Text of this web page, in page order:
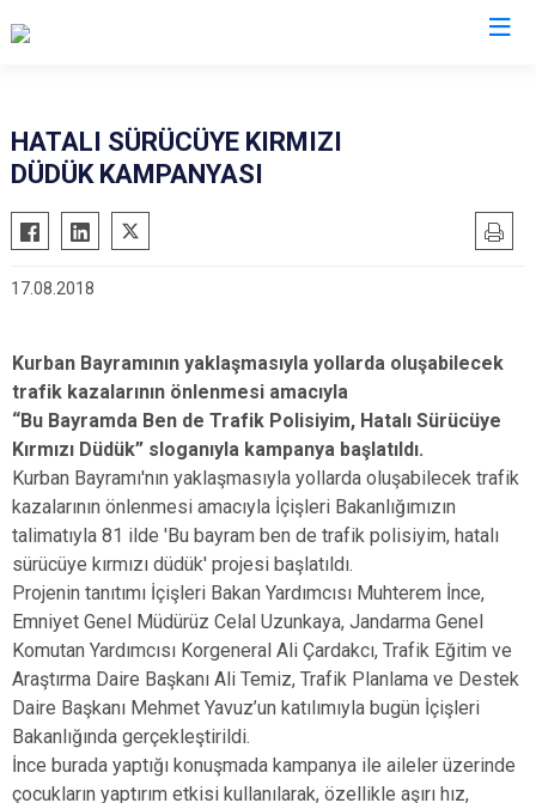
HATALI SÜRÜCÜYE KIRMIZI
DÜDÜK KAMPANYASI
17.08.2018
Kurban Bayramının yaklaşmasıyla yollarda oluşabilecek
trafik kazalarının önlenmesi amacıyla
“Bu Bayramda Ben de Trafik Polisiyim, Hatalı Sürücüye
Kırmızı Düdük” sloganıyla kampanya başlatıldı.
Kurban Bayramı'nın yaklaşmasıyla yollarda oluşabilecek trafik
kazalarının önlenmesi amacıyla İçişleri Bakanlığımızın
talimatıyla 81 ilde 'Bu bayram ben de trafik polisiyim, hatalı
sürücüye kırmızı düdük' projesi başlatıldı.
Projenin tanıtımı İçişleri Bakan Yardımcısı Muhterem İnce,
Emniyet Genel Müdürüz Celal Uzunkaya, Jandarma Genel
Komutan Yardımcısı Korgeneral Ali Çardakcı, Trafik Eğitim ve
Araştırma Daire Başkanı Ali Temiz, Trafik Planlama ve Destek
Daire Başkanı Mehmet Yavuz’un katılımıyla bugün İçişleri
Bakanlığında gerçekleştirildi.
İnce burada yaptığı konuşmada kampanya ile aileler üzerinde
çocukların yaptırım etkisi kullanılarak, özellikle aşırı hız,